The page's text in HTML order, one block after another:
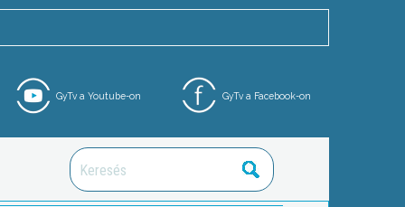
GyTv a Facebook-on
GyTv a Youtube-on